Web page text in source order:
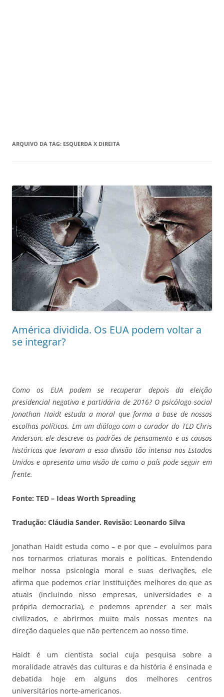
ARQUIVO DA TAG: ESQUERDA X DIREITA
América dividida. Os EUA podem voltar a
se integrar?
Como os EUA podem se recuperar depois da eleição
presidencial negativa e partidária de 2016? O psicólogo social
Jonathan Haidt estuda a moral que forma a base de nossas
escolhas políticas. Em um diálogo com o curador do TED Chris
Anderson, ele descreve os padrões de pensamento e as causas
históricas que levaram a essa divisão tão intensa nos Estados
Unidos e apresenta uma visão de como o país pode seguir em
frente.
Fonte: TED – Ideas Worth Spreading
Tradução: Cláudia Sander. Revisão: Leonardo Silva
Jonathan Haidt estuda como – e por que – evoluímos para
nos tornarmos criaturas morais e políticas. Entendendo
melhor nossa psicologia moral e suas derivações, ele
afirma que podemos criar instituições melhores do que as
atuais (incluindo nisso empresas, universidades e a
própria democracia), e podemos aprender a ser mais
civilizados, e abrirmos muito mais nossas mentes na
direção daqueles que não pertencem ao nosso time.
Haidt é um cientista social cuja pesquisa sobre a
moralidade através das culturas e da história é ensinada e
debatida hoje em alguns dos melhores centros
universitários norte-americanos.